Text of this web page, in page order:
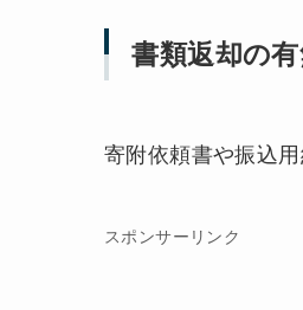
書類返却の
寄附依頼書や振込
スポンサーリンク